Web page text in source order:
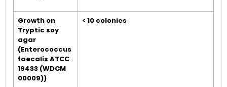
Growth on
Tryptic soy
agar
(Enterococcus
faecalis ATCC
19433 (WDCM
00009))
< 10 colonies